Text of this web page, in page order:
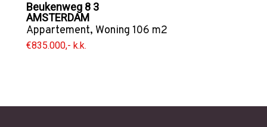
Beukenweg 8 3
AMSTERDAM
Appartement, Woning 106 m2
€835.000,- k.k.